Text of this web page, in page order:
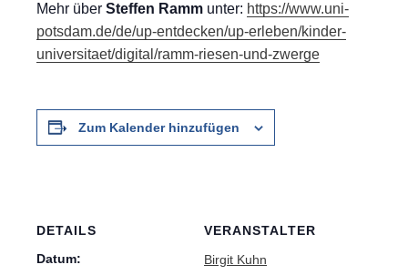
Mehr über Steffen Ramm unter: https://www.uni-
potsdam.de/de/up-entdecken/up-erleben/kinder-
universitaet/digital/ramm-riesen-und-zwerge
Zum Kalender hinzufügen
DETAILS
Datum:
VERANSTALTER
Birgit Kuhn